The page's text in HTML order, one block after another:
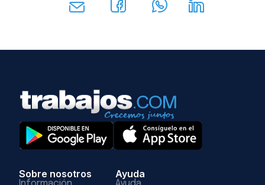
Sobre nosotros Ayuda